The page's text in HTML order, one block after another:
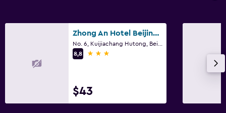
Zhong An Hotel Beijing Former Residence of Journalist Edgar Snow
8,8
3 estrellas
$43